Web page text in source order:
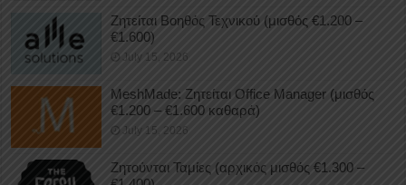
Ζητείται Βοηθός Τεχνικού (μισθός €1.200 –
€1.600)
July 15, 2026
MeshMade: Ζητείται Office Manager (μισθός
€1.200 – €1.600 καθαρά)
July 15, 2026
Ζητούνται Ταμίες (αρχικός μισθός €1.300 –